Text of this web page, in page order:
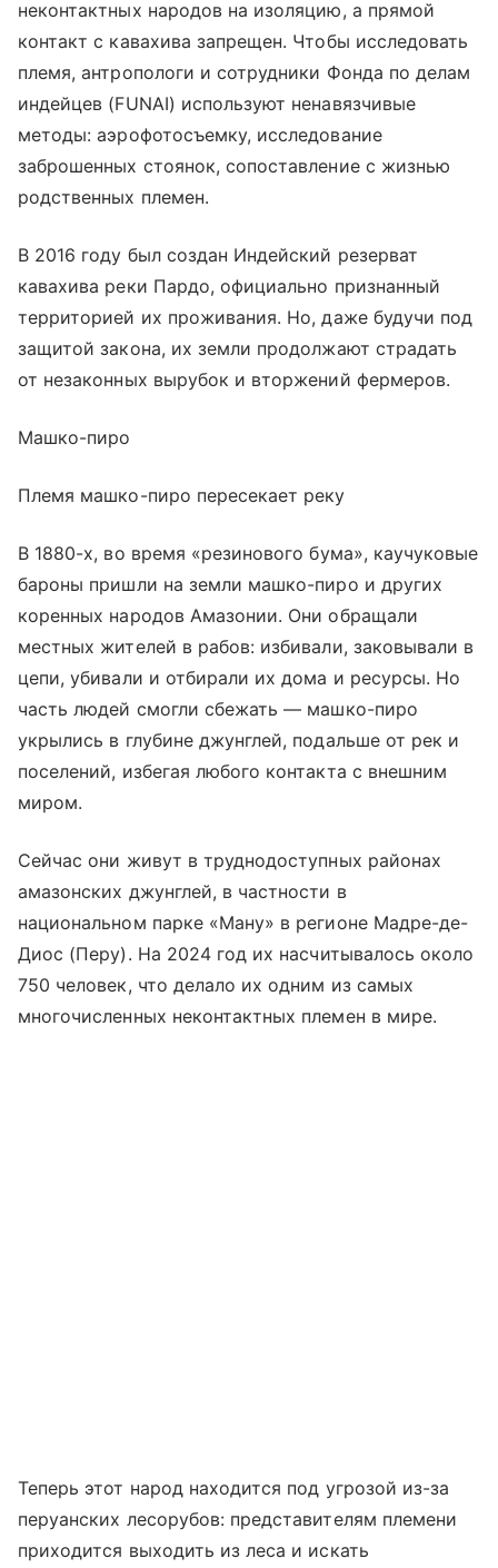
неконтактных народов на изоляцию, а прямой
контакт с кавахива запрещен. Чтобы исследовать
племя, антропологи и сотрудники Фонда по делам
индейцев (FUNAI) используют ненавязчивые
методы: аэрофотосъемку, исследование
заброшенных стоянок, сопоставление с жизнью
родственных племен.
В 2016 году был создан Индейский резерват
кавахива реки Пардо, официально признанный
территорией их проживания. Но, даже будучи под
защитой закона, их земли продолжают страдать
от незаконных вырубок и вторжений фермеров.
Машко-пиро
Племя машко-пиро пересекает реку
В 1880-х, во время «резинового бума», каучуковые
бароны пришли на земли машко-пиро и других
коренных народов Амазонии. Они обращали
местных жителей в рабов: избивали, заковывали в
цепи, убивали и отбирали их дома и ресурсы. Но
часть людей смогли сбежать — машко-пиро
укрылись в глубине джунглей, подальше от рек и
поселений, избегая любого контакта с внешним
миром.
Сейчас они живут в труднодоступных районах
амазонских джунглей, в частности в
национальном парке «Ману» в регионе Мадре-де-
Диос (Перу). На 2024 год их насчитывалось около
750 человек, что делало их одним из самых
многочисленных неконтактных племен в мире.
Теперь этот народ находится под угрозой из-за
перуанских лесорубов: представителям племени
приходится выходить из леса и искать